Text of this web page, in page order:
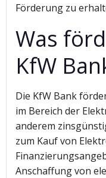
Förderung zu
Was
KfW
Die KfW Bank
im Bereich der
anderem
zum Kauf von
Anschaffung von